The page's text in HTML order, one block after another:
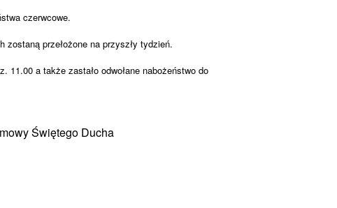
czerwcowe.
przełożone na przyszły tydzień.
a także zastało odwołane nabożeństwo do
Świętego Ducha